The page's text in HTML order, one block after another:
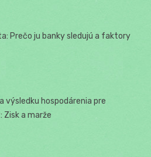
Prečo ju banky sledujú a faktory
výsledku hospodárenia pre
Zisk a marže